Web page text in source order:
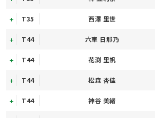
T35 西澤 里世
T44 六車 日那乃
T44 花渕 里帆
T44 松森 杏佳
T44 神谷 美緒